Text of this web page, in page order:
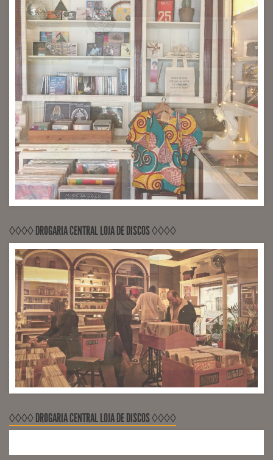
◊◊◊◊ DROGARIA CENTRAL LOJA DE DISCOS ◊◊◊◊
◊◊◊◊ DROGARIA CENTRAL LOJA DE DISCOS ◊◊◊◊